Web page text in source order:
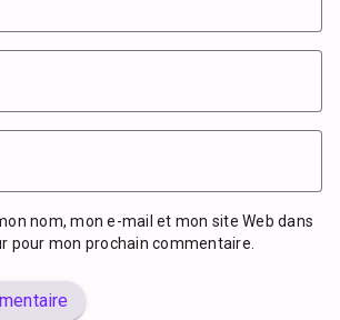
nom, mon e-mail et mon site Web dans
pour mon prochain commentaire.